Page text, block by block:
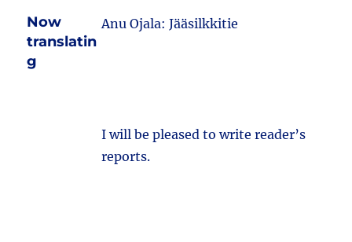
Now
translatin
g
Anu Ojala: Jääsilkkitie
I will be pleased to write reader’s
reports.